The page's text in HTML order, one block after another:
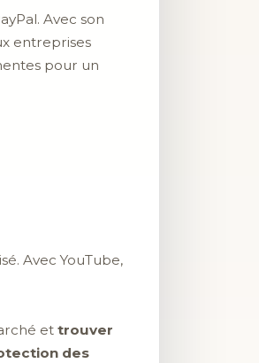
Avec son
entreprises
pour un
Avec YouTube,
et trouver
des